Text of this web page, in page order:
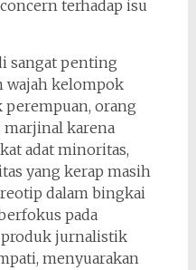
terhadap isu
sangat penting
wajah kelompok
orang
karena
adat minoritas,
yang kerap masih
dalam bingkai
pada
produk jurnalistik
menyuarakan